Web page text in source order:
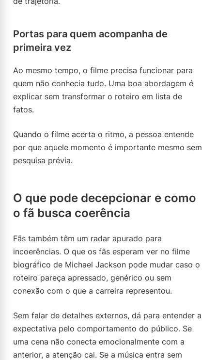
Portas para quem acompanha de
primeira vez
Ao mesmo tempo, o filme precisa funcionar para
quem não conhecia tudo. Uma boa abordagem é
explicar sem transformar o roteiro em lista de
fatos.
Quando o filme acerta o ritmo, a pessoa entende
por que aquele momento é importante mesmo sem
pesquisa prévia.
O que pode decepcionar e como
o fã busca coerência
Fãs também têm um radar apurado para
incoerências. O que os fãs esperam ver no filme
biográfico de Michael Jackson pode mudar caso o
roteiro pareça apressado, genérico ou sem
conexão com o que a carreira representou.
Sem falar de detalhes externos, dá para entender a
expectativa pelo comportamento do público. Se
uma cena não conecta emocionalmente com a
anterior, a atenção cai. Se a música entra sem